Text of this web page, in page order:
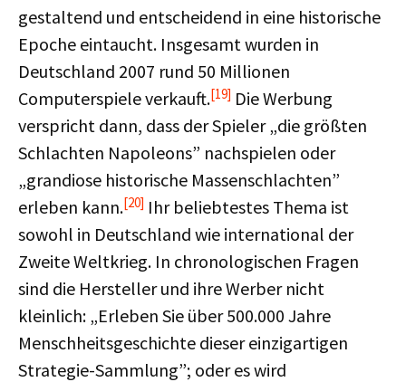
gestaltend und entscheidend in eine historische
Epoche eintaucht. Insgesamt wurden in
Deutschland 2007 rund 50 Millionen
Computerspiele verkauft.[19] Die Werbung
verspricht dann, dass der Spieler „die größten
Schlachten Napoleons” nachspielen oder
„grandiose historische Massenschlachten”
erleben kann.[20] Ihr beliebtestes Thema ist
sowohl in Deutschland wie international der
Zweite Weltkrieg. In chronologischen Fragen
sind die Hersteller und ihre Werber nicht
kleinlich: „Erleben Sie über 500.000 Jahre
Menschheitsgeschichte dieser einzigartigen
Strategie-Sammlung”; oder es wird